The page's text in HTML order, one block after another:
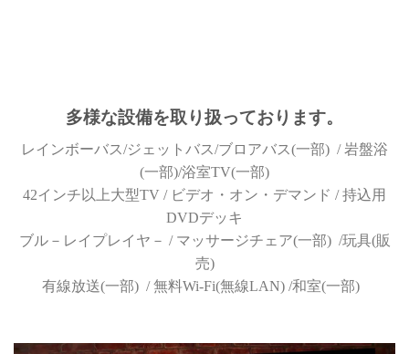
多様な設備を取り扱っております。
レインボーバス/ジェットバス/ブロアバス(一部) / 岩盤浴
(一部)/浴室TV(一部)
42インチ以上大型TV / ビデオ・オン・デマンド / 持込用
DVDデッキ
ブル－レイプレイヤ－ / マッサージチェア(一部) /玩具(販
売)
有線放送(一部) / 無料Wi-Fi(無線LAN) /和室(一部)